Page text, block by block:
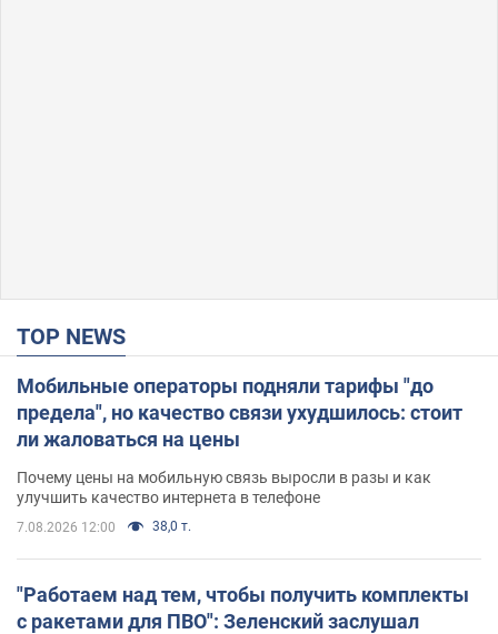
TOP NEWS
Мобильные операторы подняли тарифы "до
предела", но качество связи ухудшилось: стоит
ли жаловаться на цены
Почему цены на мобильную связь выросли в разы и как
улучшить качество интернета в телефоне
7.08.2026 12:00 38,0 т.
"Работаем над тем, чтобы получить комплекты
с ракетами для ПВО": Зеленский заслушал